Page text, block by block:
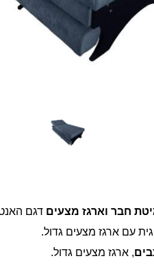
חבר וארגז מצעים דגם
עם ארגז מצעים גדול.
, ארגז מצעים גדול.